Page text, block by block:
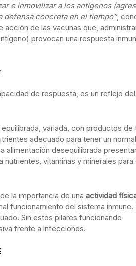
e inmovilizar a los antígenos
defensa concreta en el tiempo”,
acción de las vacunas que,
provocan una respuesta
de respuesta, es un reflejo
equilibrada, variada, con productos de
adecuado para tener un normal
alimentación desequilibrada
vitaminas y minerales para
la importancia de una actividad
funcionamiento del sistema inmune.
Sin estos pilares funcionando
frente a infecciones.